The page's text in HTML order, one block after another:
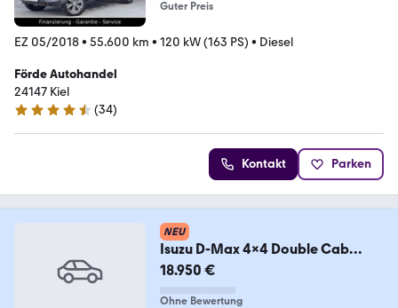
Guter Preis
EZ 05/2018• 55.600 km • 120 kW (163 PS) • Diesel
Förde Autohandel
24147 Kiel
4.6 Sterne
(34)
Kontakt Parken
NEU
Isuzu D-Max 4x4 Double Cab
Autm. Premium+
18.950 €
Ohne Bewertung